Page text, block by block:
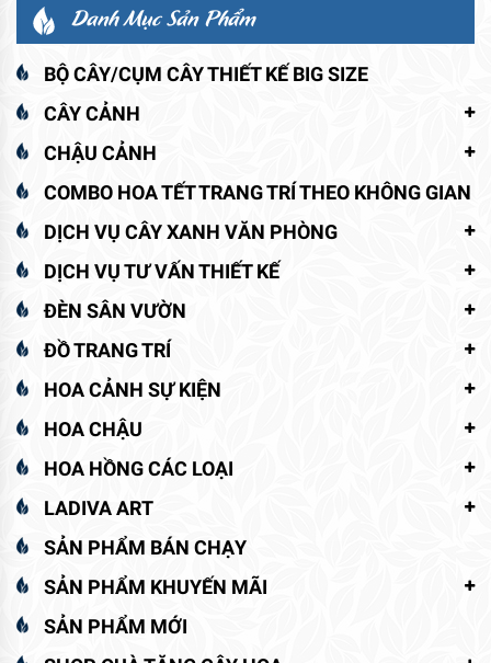
Danh Mục Sản Phẩm
BỘ CÂY/CỤM CÂY THIẾT KẾ BIG SIZE
CÂY CẢNH
CHẬU CẢNH
COMBO HOA TẾT TRANG TRÍ THEO KHÔNG GIAN
DỊCH VỤ CÂY XANH VĂN PHÒNG
DỊCH VỤ TƯ VẤN THIẾT KẾ
ĐÈN SÂN VƯỜN
ĐỒ TRANG TRÍ
HOA CẢNH SỰ KIỆN
HOA CHẬU
HOA HỒNG CÁC LOẠI
LADIVA ART
SẢN PHẨM BÁN CHẠY
SẢN PHẨM KHUYẾN MÃI
SẢN PHẨM MỚI